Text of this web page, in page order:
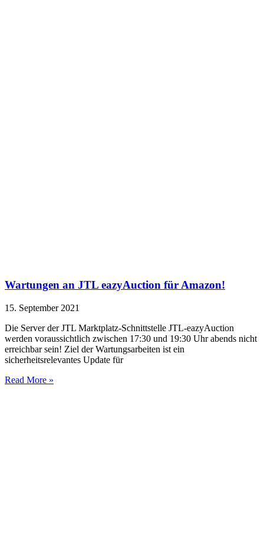
Wartungen an JTL eazyAuction für Amazon!
15. September 2021
Die Server der JTL Marktplatz-Schnittstelle JTL-eazyAuction
werden voraussichtlich zwischen 17:30 und 19:30 Uhr abends nicht
erreichbar sein! Ziel der Wartungsarbeiten ist ein
sicherheitsrelevantes Update für
Read More »